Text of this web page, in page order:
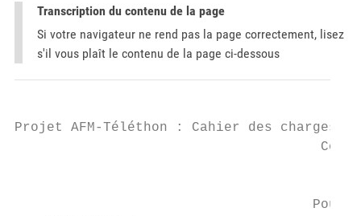
Transcription du contenu de la page
Si votre navigateur ne rend pas la page correctement, lisez
s'il vous plaît le contenu de la page ci-dessous
Projet AFM-Téléthon : Cahier des charges -
Pour